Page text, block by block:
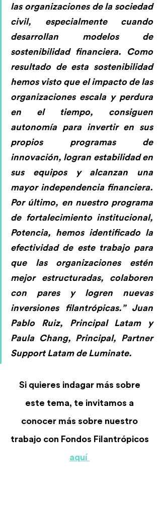
las organizaciones de la sociedad
civil, especialmente cuando
desarrollan modelos de
sostenibilidad financiera. Como
resultado de esta sostenibilidad
hemos visto que el impacto de las
organizaciones escala y perdura
en el tiempo, consiguen
autonomía para invertir en sus
propios programas de
innovación, logran estabilidad en
sus equipos y alcanzan una
mayor independencia financiera.
Por último, en nuestro programa
de fortalecimiento institucional,
Potencia, hemos identificado la
efectividad de este trabajo para
que las organizaciones estén
mejor estructuradas, colaboren
con pares y logren nuevas
inversiones filantrópicas.” Juan
Pablo Ruiz, Principal Latam y
Paula Chang, Principal, Partner
Support Latam de Luminate.
Si quieres indagar más sobre
este tema, te invitamos a
conocer más sobre nuestro
trabajo con Fondos Filantrópicos
aquí